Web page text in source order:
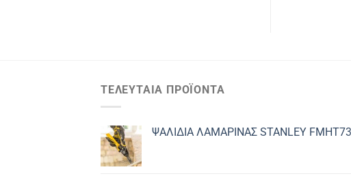
ΤΕΛΕΥΤΑΊΑ ΠΡΟΪΌΝΤΑ
ΨΑΛΙΔΙΑ ΛΑΜΑΡΙΝΑΣ STANLEY